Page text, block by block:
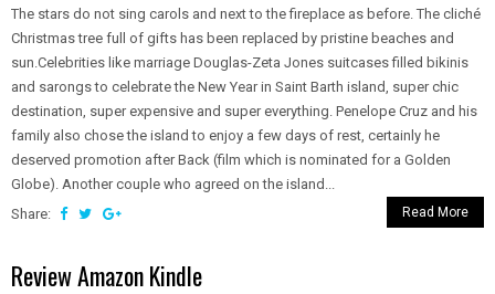
The stars do not sing carols and next to the fireplace as before. The cliché
Christmas tree full of gifts has been replaced by pristine beaches and
sun.Celebrities like marriage Douglas-Zeta Jones suitcases filled bikinis
and sarongs to celebrate the New Year in Saint Barth island, super chic
destination, super expensive and super everything. Penelope Cruz and his
family also chose the island to enjoy a few days of rest, certainly he
deserved promotion after Back (film which is nominated for a Golden
Globe). Another couple who agreed on the island...
Share:
Read More
Review Amazon Kindle